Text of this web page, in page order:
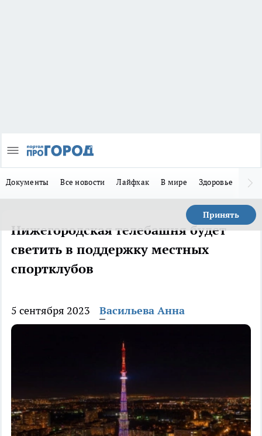
Документы Все новости Лайфхак В мире Здоровье
Принять
Нижегородская телебашня будет
светить в поддержку местных
спортклубов
5 сентября 2023 Васильева Анна